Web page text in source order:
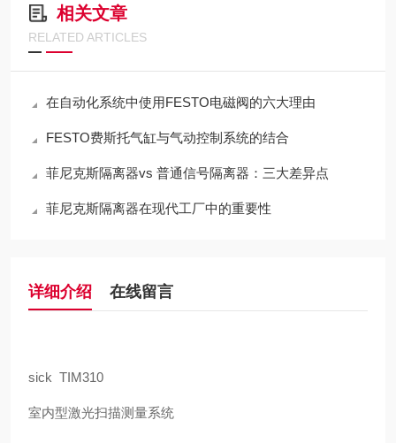
相关文章
RELATED ARTICLES
在自动化系统中使用FESTO电磁阀的六大理由
FESTO费斯托气缸与气动控制系统的结合
菲尼克斯隔离器vs 普通信号隔离器：三大差异点
菲尼克斯隔离器在现代工厂中的重要性
详细介绍 在线留言
sick TIM310
室内型激光扫描测量系统